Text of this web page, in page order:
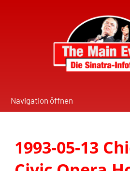
Navigation öffnen
1993-05-13